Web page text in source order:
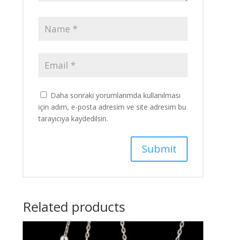
Daha sonraki yorumlarımda kullanılması
için adım, e-posta adresim ve site adresim bu
tarayıcıya kaydedilsin.
Related products